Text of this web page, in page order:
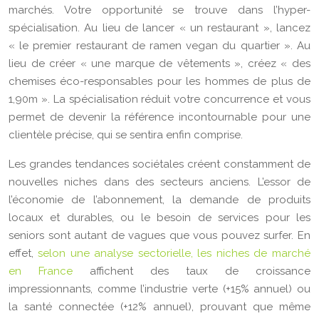
marchés. Votre opportunité se trouve dans l’hyper-
spécialisation. Au lieu de lancer « un restaurant », lancez
« le premier restaurant de ramen vegan du quartier ». Au
lieu de créer « une marque de vêtements », créez « des
chemises éco-responsables pour les hommes de plus de
1,90m ». La spécialisation réduit votre concurrence et vous
permet de devenir la référence incontournable pour une
clientèle précise, qui se sentira enfin comprise.
Les grandes tendances sociétales créent constamment de
nouvelles niches dans des secteurs anciens. L’essor de
l’économie de l’abonnement, la demande de produits
locaux et durables, ou le besoin de services pour les
seniors sont autant de vagues que vous pouvez surfer. En
effet,selon une analyse sectorielle, les niches de marché
en France affichent des taux de croissance
impressionnants, comme l’industrie verte (+15% annuel) ou
la santé connectée (+12% annuel), prouvant que même